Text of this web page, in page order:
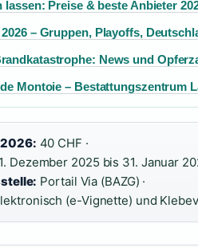
lassen: Preise & beste Anbieter
– Gruppen, Playoffs,
News und
Montoie – Bestattungszentrum
40 CHF ·
1. Dezember 2025 bis 31. Januar
Portail Via (BAZG) ·
(e-Vignette) und